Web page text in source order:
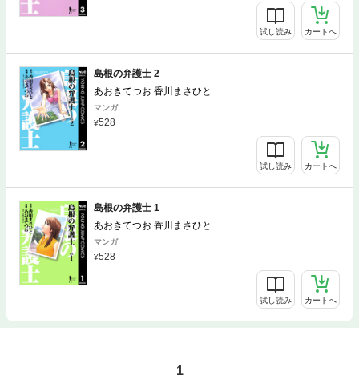
試し読み カートへ
島根の弁護士 2
あおきてつお 香川まさひと
マンガ
528
試し読み カートへ
島根の弁護士 1
あおきてつお 香川まさひと
マンガ
528
試し読み カートへ
1